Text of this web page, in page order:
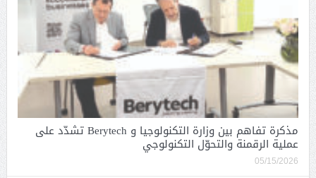
مذكرة تفاهم بين وزارة التكنولوجيا و Berytech تشدّد على
عملية الرقمنة والتحوّل التكنولوجي
05/15/2026